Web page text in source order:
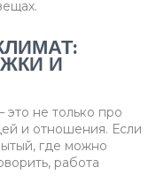
И
не только про
и отношения. Если
где можно
работа